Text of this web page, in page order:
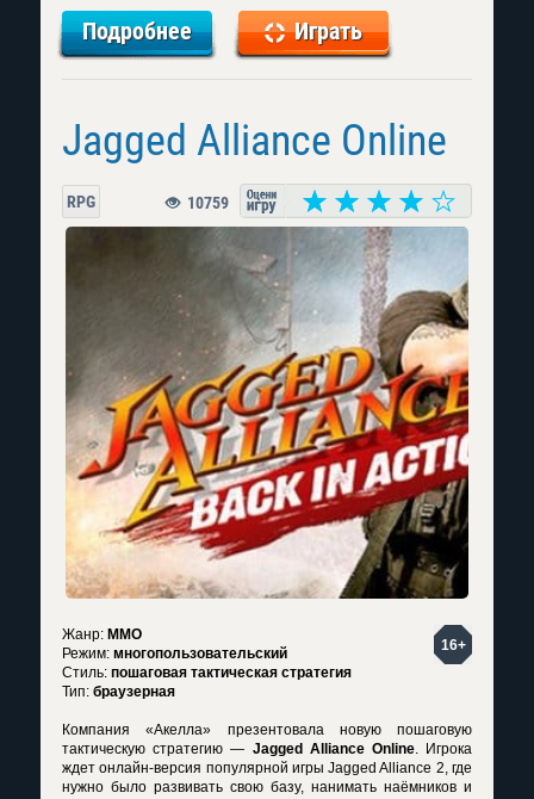
Подробнее Играть
Jagged Alliance Online
RPG 10759
16+
Жанр: MMO
Режим: многопользовательский
Стиль: пошаговая тактическая стратегия
Тип: браузерная
Компания «Акелла» презентовала новую пошаговую
тактическую стратегию — Jagged Alliance Online. Игрока
ждет онлайн-версия популярной игры Jagged Alliance 2, где
нужно было развивать свою базу, нанимать наёмников и